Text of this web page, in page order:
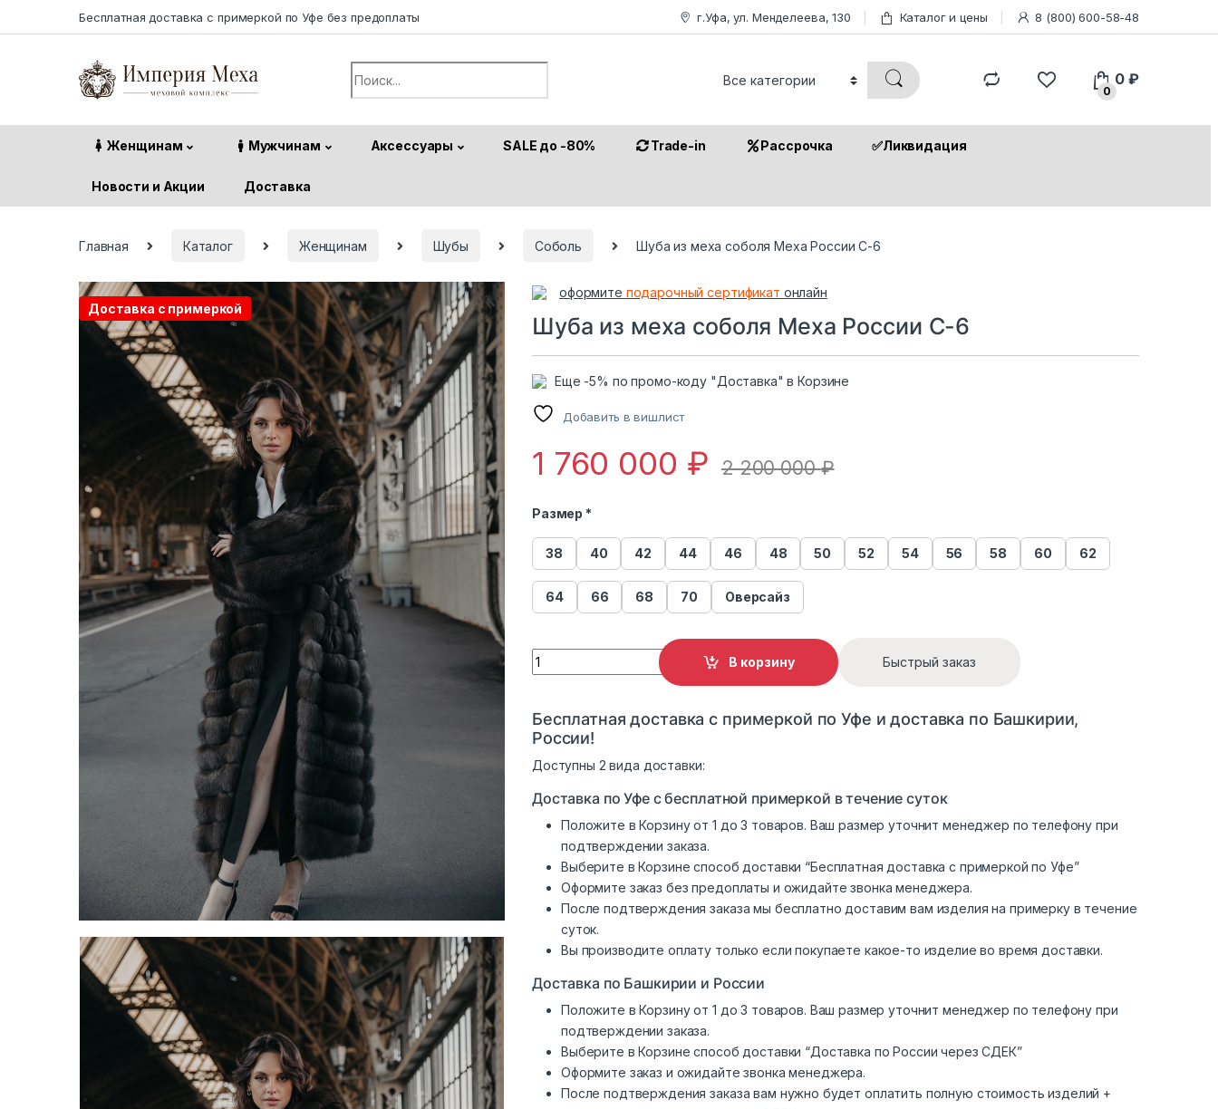
Бесплатная доставка с примеркой по Уфе без предоплаты г.Уфа, ул. Менделеева, 130 Каталог и цены 8 (800) 600-58-48
Search for:
0
0₽
Женщинам Мужчинам Аксессуары SALE до -80% Trade-in Рассрочка ✅Ликвидация
Новости и Акции Доставка
Главная Каталог Женщинам Шубы Соболь Шуба из меха соболя Меха России С-6
Доставка с примеркой 🔍
оформите подарочный сертификат онлайн
Шуба из меха соболя Меха России С-6
Еще -5% по промо-коду "Доставка" в Корзине
Добавить в вишлист
1 760 000 ₽ 2 200 000₽
Размер *
38 40 42 44 46 48 50 52 54 56 58 60 62
64 66 68 70 Оверсайз
Шуба из меха соболя Меха России С-6 quantity
В корзину Быстрый заказ
Бесплатная доставка с примеркой по Уфе и доставка по Башкирии,
России!
Доступны 2 вида доставки:
Доставка по Уфе с бесплатной примеркой в течение суток
Положите в Корзину от 1 до 3 товаров. Ваш размер уточнит менеджер по телефону при
подтверждении заказа.
Выберите в Корзине способ доставки “Бесплатная доставка с примеркой по Уфе”
Оформите заказ без предоплаты и ожидайте звонка менеджера.
После подтверждения заказа мы бесплатно доставим вам изделия на примерку в течение
суток.
Вы производите оплату только если покупаете какое-то изделие во время доставки.
Доставка по Башкирии и России
Положите в Корзину от 1 до 3 товаров. Ваш размер уточнит менеджер по телефону при
подтверждении заказа.
Выберите в Корзине способ доставки “Доставка по России через СДЕК”
Оформите заказ и ожидайте звонка менеджера.
После подтверждения заказа вам нужно будет оплатить полную стоимость изделий +